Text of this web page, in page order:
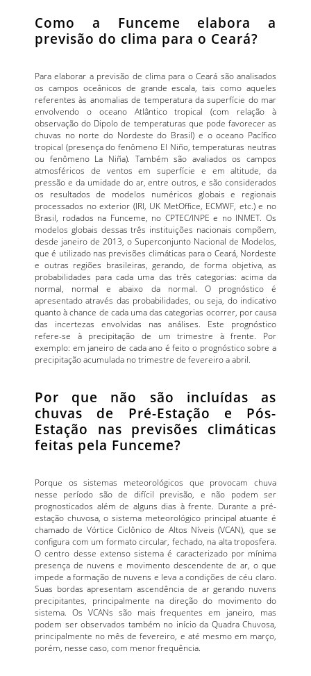
Como a Funceme elabora a
previsão do clima para o Ceará?
Para elaborar a previsão de clima para o Ceará são analisados
os campos oceânicos de grande escala, tais como aqueles
referentes às anomalias de temperatura da superfície do mar
envolvendo o oceano Atlântico tropical (com relação à
observação do Dipolo de temperaturas que pode favorecer as
chuvas no norte do Nordeste do Brasil) e o oceano Pacífico
tropical (presença do fenômeno El Niño, temperaturas neutras
ou fenômeno La Niña). Também são avaliados os campos
atmosféricos de ventos em superfície e em altitude, da
pressão e da umidade do ar, entre outros, e são considerados
os resultados de modelos numéricos globais e regionais
processados no exterior (IRI, UK MetOffice, ECMWF, etc.) e no
Brasil, rodados na Funceme, no CPTEC/INPE e no INMET. Os
modelos globais dessas três instituições nacionais compõem,
desde janeiro de 2013, o Superconjunto Nacional de Modelos,
que é utilizado nas previsões climáticas para o Ceará, Nordeste
e outras regiões brasileiras, gerando, de forma objetiva, as
probabilidades para cada uma das três categorias: acima da
normal, normal e abaixo da normal. O prognóstico é
apresentado através das probabilidades, ou seja, do indicativo
quanto à chance de cada uma das categorias ocorrer, por causa
das incertezas envolvidas nas análises. Este prognóstico
refere-se à precipitação de um trimestre à frente. Por
exemplo: em janeiro de cada ano é feito o prognóstico sobre a
precipitação acumulada no trimestre de fevereiro a abril.
Por que não são incluídas as
chuvas de Pré-Estação e Pós-
Estação nas previsões climáticas
feitas pela Funceme?
Porque os sistemas meteorológicos que provocam chuva
nesse período são de difícil previsão, e não podem ser
prognosticados além de alguns dias à frente. Durante a pré-
estação chuvosa, o sistema meteorológico principal atuante é
chamado de Vórtice Ciclônico de Altos Níveis (VCAN), que se
configura com um formato circular, fechado, na alta troposfera.
O centro desse extenso sistema é caracterizado por mínima
presença de nuvens e movimento descendente de ar, o que
impede a formação de nuvens e leva a condições de céu claro.
Suas bordas apresentam ascendência de ar gerando nuvens
precipitantes, principalmente na direção do movimento do
sistema. Os VCANs são mais frequentes em janeiro, mas
podem ser observados também no início da Quadra Chuvosa,
principalmente no mês de fevereiro, e até mesmo em março,
porém, nesse caso, com menor frequência.